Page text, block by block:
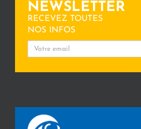
NEWSLETTER
RECEVEZ TOUTES
NOS INFOS